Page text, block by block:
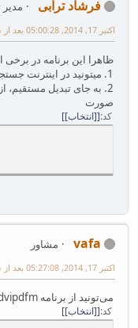
فرشاد ترابی
مدیر
اکتبر 17, 2014, 05:00:28 بعد از ظهر
ظاهرا این برنامه در برخی
1. میتونید در اینترنت جستجو کنید و آنرا پیدا کنید. یک فایل exe هست.
2. به جای تبدیل مستقیم،
صورت
کد [انتخاب]
vafa
مشاور
اکتبر 17, 2014, 05:27:08 بعد از ظهر
می‌تونید از برنامه dvipdfm استفاده کنید:
کد [انتخاب]